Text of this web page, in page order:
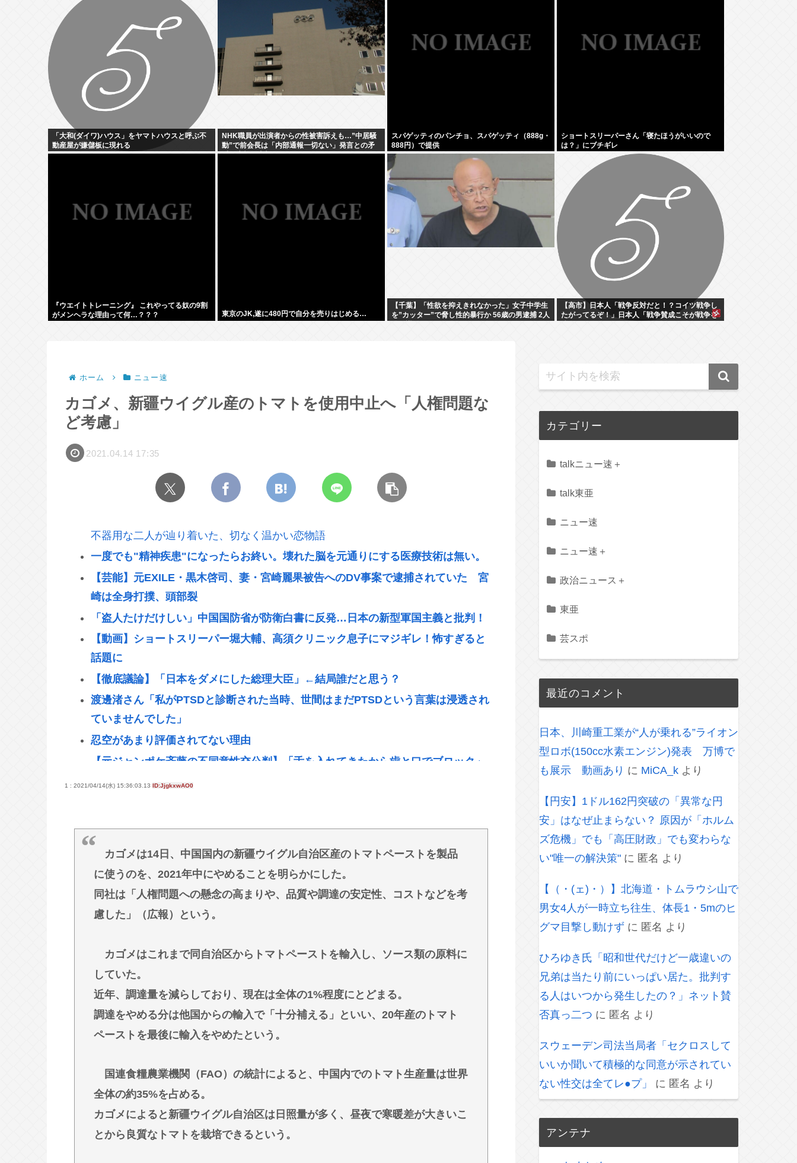
「大和(ダイワ)ハウス」をヤマトハウスと呼ぶ不
動産屋が嫌儲板に現れる
NHK職員が出演者からの性被害訴えも…”中居騒
動”で前会長は「内部通報一切ない」発言との矛
盾を広報を直撃
スパゲッティのパンチョ、スパゲッティ（888g・
888円）で提供
ショートスリーパーさん「寝たほうがいいので
は？」にブチギレ
『ウエイトトレーニング』 これやってる奴の9割
がメンヘラな理由って何…？？？
東京のJK,遂に480円で自分を売りはじめる…
【千葉】「性欲を抑えきれなかった」女子中学生
を”カッター”で脅し性的暴行か 56歳の男逮捕 2人
【高市】日本人「戦争反対だと！？コイツ戦争し
たがってるぞ！」日本人「戦争賛成こそが戦争を
ホーム ニュー速
カゴメ、新疆ウイグル産のトマトを使用中止へ「人権問題な
ど考慮」
2021.04.14 17:35
不器用な二人が辿り着いた、切なく温かい恋物語
一度でも"精神疾患"になったらお終い。壊れた脳を元通りにする医療技術は無い。
【芸能】元EXILE・黒木啓司、妻・宮崎麗果被告へのDV事案で逮捕されていた 宮
崎は全身打撲、頭部裂
「盗人たけだけしい」中国国防省が防衛白書に反発…日本の新型軍国主義と批判！
【動画】ショートスリーパー堀大輔、高須クリニック息子にマジギレ！怖すぎると
話題に
【徹底議論】「日本をダメにした総理大臣」←結局誰だと思う？
渡邊渚さん「私がPTSDと診断された当時、世間はまだPTSDという言葉は浸透され
ていませんでした」
忍空があまり評価されてない理由
【元ジャンポケ斉藤の不同意性交公判】「舌を入れてきたから歯と口でブロック」
「『台本が飛んでしまうからやめてください』と拒絶」被害女性は断固として「不
き｣が基準となったワケ
韓国裁判所、「慰安婦を侮辱」したユーチューバーによる「正義連の名誉毀損」認
める
KDDIの松田社長｢楽天モバイルへのau回線ローミングは9月末で終了｣｢一部過疎エリ
アでは期間限定で継続｣
一番かっこいい病気の名前、決まるw w w w w w w w w w
【九州名物】鶏刺し食べた医師、全身麻痺へ…「死んだほうが良い」
へずまりゅう、被災地で発熱。現地の医療リソース消耗させるとか予想以上に迷惑
だったな
1 : 2021/04/14(水) 15:36:03.13 ID:JjgkxwAO0
カゴメは14日、中国国内の新疆ウイグル自治区産のトマトペーストを製品
に使うのを、2021年中にやめることを明らかにした。
同社は「人権問題への懸念の高まりや、品質や調達の安定性、コストなどを考
慮した」（広報）という。
カゴメはこれまで同自治区からトマトペーストを輸入し、ソース類の原料に
していた。
近年、調達量を減らしており、現在は全体の1%程度にとどまる。
調達をやめる分は他国からの輸入で「十分補える」といい、20年産のトマト
ペーストを最後に輸入をやめたという。
国連食糧農業機関（FAO）の統計によると、中国内でのトマト生産量は世界
全体の約35%を占める。
カゴメによると新疆ウイグル自治区は日照量が多く、昼夜で寒暖差が大きいこ
とから良質なトマトを栽培できるという。
カテゴリー
talkニュー速＋
talk東亜
ニュー速
ニュー速＋
政治ニュース＋
東亜
芸スポ
最近のコメント
日本、川崎重工業が“人が乗れる”ライオン
型ロボ(150cc水素エンジン)発表 万博で
も展示 動画あり に MiCA_k より
【円安】1ドル162円突破の「異常な円
安」はなぜ止まらない？ 原因が「ホルム
ズ危機」でも「高圧財政」でも変わらな
い"唯一の解決策" に 匿名 より
【（・(ェ)・）】北海道・トムラウシ山で
男女4人が一時立ち往生、体長1・5mのヒ
グマ目撃し動けず に 匿名 より
ひろゆき氏「昭和世代だけど一歳違いの
兄弟は当たり前にいっぱい居た。批判す
る人はいつから発生したの？」ネット賛
否真っ二つ に 匿名 より
スウェーデン司法当局者「セクロスして
いいか聞いて積極的な同意が示されてい
ない性交は全てレ●プ」
に 匿名 より
アンテナ